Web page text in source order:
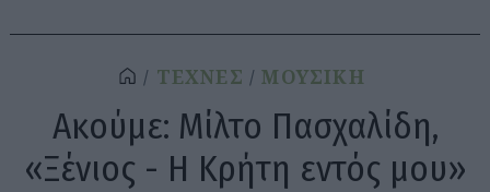
ΤΕΧΝΕΣ ΜΟΥΣΙΚΗ
Ακούμε: Μίλτο Πασχαλίδη,
«Ξένιος - Η Κρήτη εντός μου»